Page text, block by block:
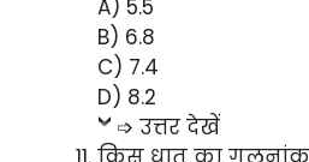
A) 5.5
B) 6.8
C) 7.4
D) 8.2
➩ उत्तर देखें